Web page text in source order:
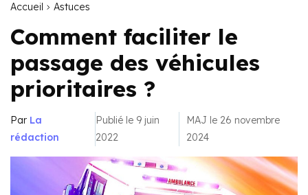
Accueil Astuces
Comment faciliter le
passage des véhicules
prioritaires ?
Par La
rédaction
Publié le 9 juin
2022
MAJ le 26 novembre
2024